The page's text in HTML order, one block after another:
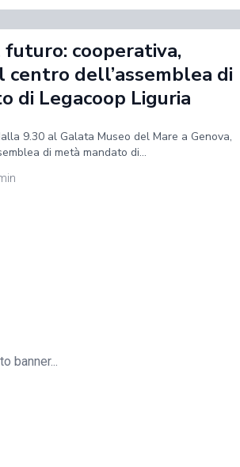
futuro: cooperativa,
centro dell’assemblea di
di Legacoop Liguria
9.30 al Galata Museo del Mare a Genova,
di metà mandato di...
banner...